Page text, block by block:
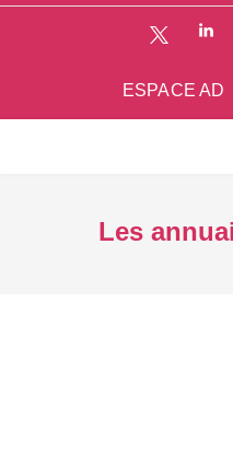
ESPACE AD
Les